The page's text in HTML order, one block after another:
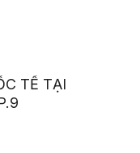
TẾ TẠI